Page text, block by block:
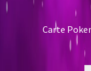
Carte